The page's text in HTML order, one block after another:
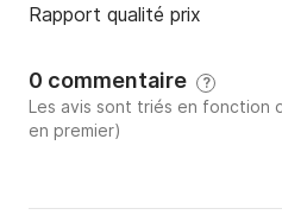
💶 790 €
Les plus beaux spots du
🏖️ La Moutte
Rapport qualité prix
0 commentaire ?
Les avis sont triés en fonction
en premier)